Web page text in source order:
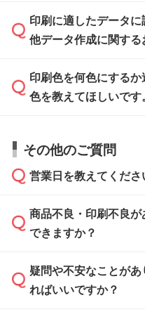
ご入稿後は経験豊富
がないかチェックし
刷に進みますので、
入稿用のテンプレー
Illustratorや
方」をご確認くださ
印刷に適したデータ
タッフが事前に確認
ムへ添付いただくか
でお送りください。
い合わせください。
なお、印刷用データ
印刷に適したデータ
他データ作成に関する
データ作成でお困り
サポートいたします
から添付してお送り
・解像度の低いデー
しい
解像度の低い画像や
などを、印刷に適し
・フルカラーデータ
印刷色を何色にする
色を教えてほしいです。
お見積・ご注文・
相談いただきますと
ご希望や商品の本体
本体色がブラック、
白色か淡い色の印刷
す。
本体色がナチュラル
っきりと目立たせた
らかい雰囲気にした
その他のご質問
営業日を教えてくださ
営業日は平日の
休みとなります。注
速やかに対応いたし
商品不良・印刷不良
できますか？
お手数をお掛けいた
フまでご連絡くださ
疑問や不安なことが
ればいいですか？